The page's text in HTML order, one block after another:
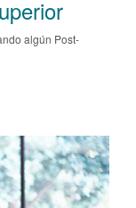
algún Post-